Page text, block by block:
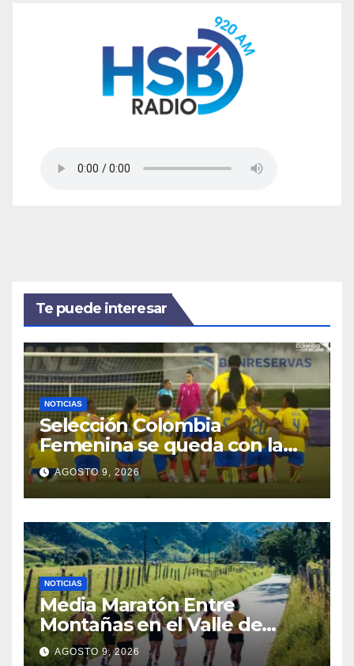
Te puede interesar
NOTICIAS
Selección Colombia
Femenina se queda con la
plata: dramática derrota ante
México en los Juegos
Centroamericanos y del
Caribe
AGOSTO 9, 2026
NOTICIAS
Media Maratón Entre
Montañas en el Valle de
Cocora: Fechas, rutas y todo
AGOSTO 9, 2026